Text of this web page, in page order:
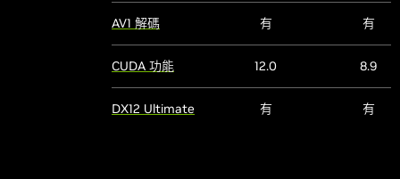
AV1 解碼 有 有
CUDA 功能 12.0 8.9
DX12 Ultimate 有 有